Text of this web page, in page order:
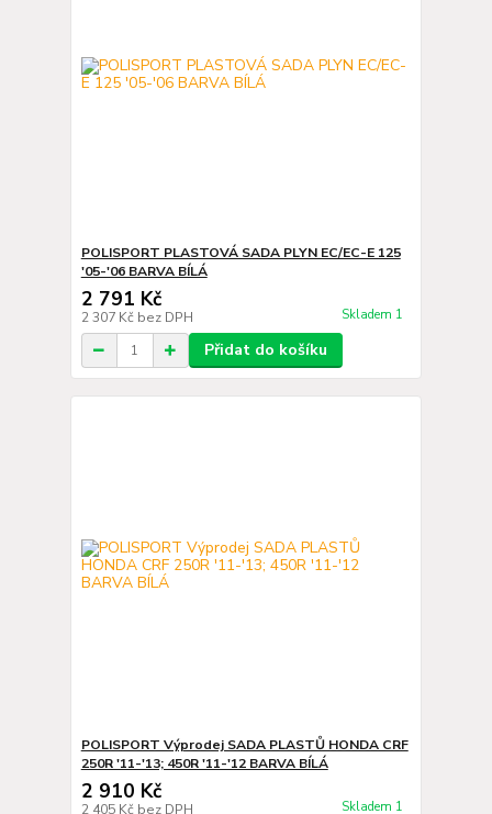
POLISPORT PLASTOVÁ SADA PLYN EC/EC-E 125
'05-'06 BARVA BÍLÁ
2 791 Kč
2 307 Kč bez DPH Skladem 1
Přidat do košíku
POLISPORT Výprodej SADA PLASTŮ HONDA CRF
250R '11-'13; 450R '11-'12 BARVA BÍLÁ
2 910 Kč
2 405 Kč bez DPH Skladem 1